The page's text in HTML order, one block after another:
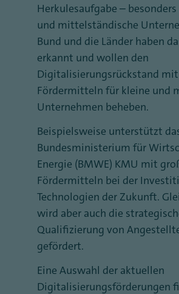
Herkulesaufgabe –
und mittelständische
Bund und die Länder haben
erkannt und wollen den
Digitalisierungsrückstand mit
Fördermitteln für kleine und
Unternehmen beheben.
Beispielsweise unterstützt
Bundesministerium für
Energie (BMWE) KMU mit
Fördermitteln bei der
Technologien der Zukunft.
wird aber auch die
Qualifizierung von
gefördert.
Eine Auswahl der aktuellen
Digitalisierungsförderungen